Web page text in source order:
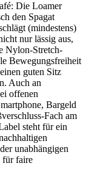
Die Loamer
den Spagat
(mindestens)
nur lässig aus,
Nylon-Stretch-
Bewegungsfreiheit
guten Sitz
Auch an
offenen
Bargeld
Fach am
steht für ein
unabhängigen
für faire